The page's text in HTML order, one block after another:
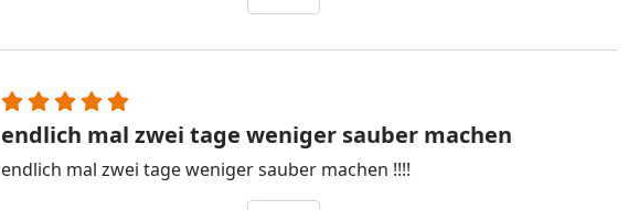
endlich mal zwei tage weniger sauber machen
endlich mal zwei tage weniger sauber machen !!!!